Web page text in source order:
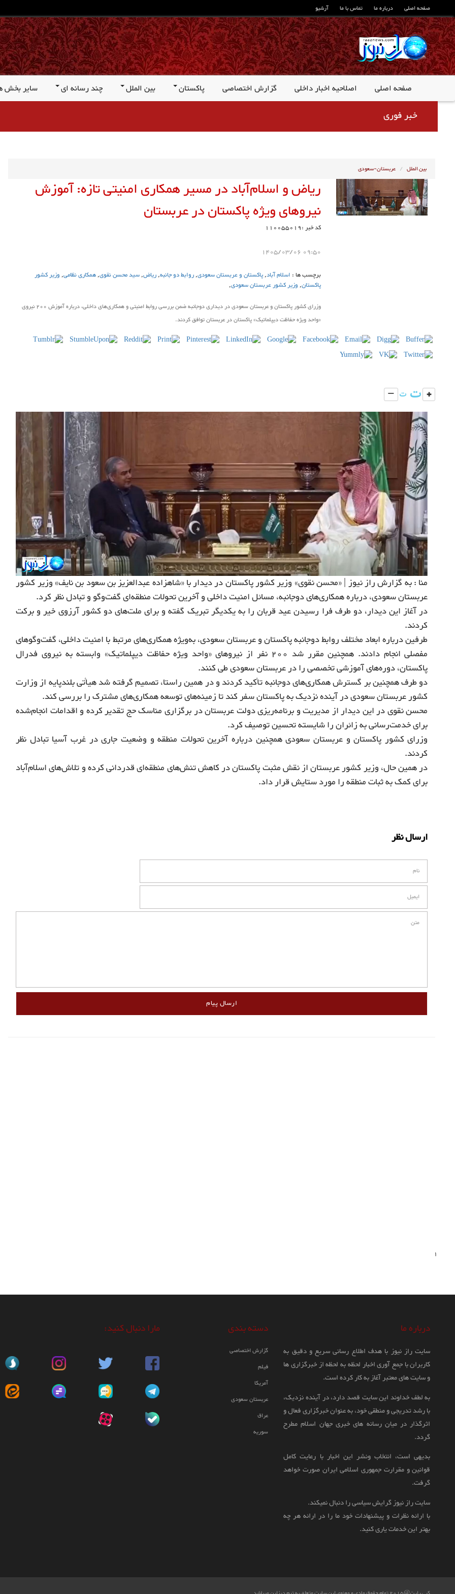
صفحه اصلی درباره ما تماس با ما آرشیو
صفحه اصلی اصلاحیه اخبار داخلی گزارش اختصاصی پاکستان بین الملل چند رسانه ای سایر بخش
خبر فوری
بین الملل عربستان-سعودی
ریاض و اسلام‌آباد در مسیر همکاری امنیتی تازه: آموزش
نیروهای ویژه پاکستان در عربستان
کد خبر :110055019
09:50 1405/03/06
برچسب ها : اسلام آباد,پاکستان و عربستان سعودی,روابط دو جانبه,ریاض,سید محسن نقوی,همکاری نظامی,وزیر کشور
پاکستان,وزیر کشور عربستان سعودی,
وزرای کشور پاکستان و عربستان سعودی در دیداری دوجانبه ضمن بررسی روابط امنیتی و همکاری‌های داخلی، درباره آموزش 200 نیروی
«واحد ویژه حفاظت دیپلماتیک» پاکستان در عربستان توافق کردند.
منا : به گزارش راز نیوز | «محسن نقوی» وزیر کشور پاکستان در دیدار با «شاهزاده عبدالعزیز بن سعود بن نایف» وزیر کشور
عربستان سعودی، درباره همکاری‌های دوجانبه، مسائل امنیت داخلی و آخرین تحولات منطقه‌ای گفت‌وگو و تبادل نظر کرد.
در آغاز این دیدار، دو طرف فرا رسیدن عید قربان را به یکدیگر تبریک گفته و برای ملت‌های دو کشور آرزوی خیر و برکت
کردند.
طرفین درباره ابعاد مختلف روابط دوجانبه پاکستان و عربستان سعودی، به‌ویژه همکاری‌های مرتبط با امنیت داخلی، گفت‌وگوهای
مفصلی انجام دادند. همچنین مقرر شد 200 نفر از نیروهای «واحد ویژه حفاظت دیپلماتیک» وابسته به نیروی فدرال
پاکستان، دوره‌های آموزشی تخصصی را در عربستان سعودی طی کنند.
دو طرف همچنین بر گسترش همکاری‌های دوجانبه تأکید کردند و در همین راستا، تصمیم گرفته شد هیأتی بلندپایه از وزارت
کشور عربستان سعودی در آینده نزدیک به پاکستان سفر کند تا زمینه‌های توسعه همکاری‌های مشترک را بررسی کند.
محسن نقوی در این دیدار از مدیریت و برنامه‌ریزی دولت عربستان در برگزاری مناسک حج تقدیر کرده و اقدامات انجام‌شده
برای خدمت‌رسانی به زائران را شایسته تحسین توصیف کرد.
وزرای کشور پاکستان و عربستان سعودی همچنین درباره آخرین تحولات منطقه و وضعیت جاری در غرب آسیا تبادل نظر
کردند.
در همین حال، وزیر کشور عربستان از نقش مثبت پاکستان در کاهش تنش‌های منطقه‌ای قدردانی کرده و تلاش‌های اسلام‌آباد
برای کمک به ثبات منطقه را مورد ستایش قرار داد.
ارسال نظر
1
درباره ما
سایت راز نیوز با هدف اطلاع رسانی سریع و دقیق به
کاربران با جمع آوری اخبار لحظه به لحظه از خبرگزاری ها
و سایت های معتبر آغاز به کار کرده است.
به لطف خداوند این سایت قصد دارد، در آینده نزدیک،
با رشد تدریجی و منطقی خود، به عنوان خبرگزاری فعال و
اثرگذار در میان رسانه های خبری جهان اسلام مطرح
گردد.
بدیهی است، انتخاب ونشر این اخبار با رعایت کامل
قوانین و مقرارت جمهوری اسلامی ایران صورت خواهد
گرفت.
سایت راز نیوز گرایش سیاسی را دنبال نمیکند.
با ارائه نظرات و پیشنهادات خود ما را در ارائه هر چه
بهتر این خدمات یاری کنید.
دسته بندی
گزارش اختصاصی
فیلم
آمریکا
عربستان سعودی
عراق
سوریه
مارا دنبال کنید: